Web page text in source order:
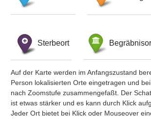
Sterbeort
Auf der Karte werden im Anfangszustand
Person lokalisierten Orte eingetragen und
nach Zoomstufe zusammengefaßt. Der
ist etwas stärker und es kann durch Klick
Jeder Ort bietet bei Klick oder Mouseover